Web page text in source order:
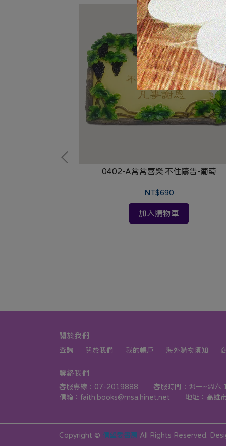
0402-A常常喜樂.不住禱告-葡萄
NT$690
加入購物車
關於我們
查詢 關於我們 我的帳戶 海外購物須知
聯絡我們
客服專線：07-2019888
客服時間：週一~週
信箱：faith.books@msa.hinet.net
地址：高雄
Copyright © 信望愛書房 All Rights Reserved.